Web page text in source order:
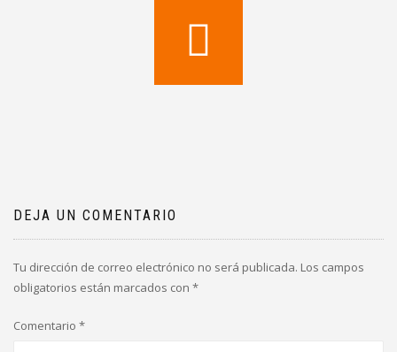
DEJA UN COMENTARIO
Tu dirección de correo electrónico no será publicada. Los campos
obligatorios están marcados con *
Comentario *